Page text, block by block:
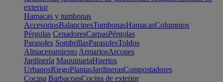
exterior
Hamacas y tumbonas
AccesoriosBalancinesTumbonasHamacasColumpios
Pérgolas CenadoresCarpasPérgolas
Parasoles SombrillasParasolesToldos
Almacenamiento ArmariosArcones
Jardinería MaquinariaHuertos
UrbanosRiegoPlantasJardinerasCompostadores
Cocina BarbacoasCocina de exterior